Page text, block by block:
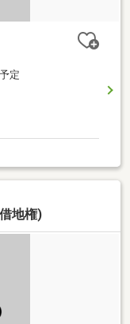
定
地権)